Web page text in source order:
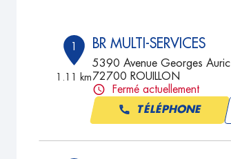
1
1.11 km
BR MULTI-SERVICES
5390 Avenue Georges Auric
72700 ROUILLON
Fermé actuellement
TÉLÉPHONE